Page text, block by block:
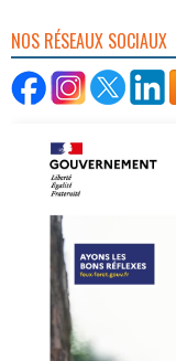
NOS RÉSEAUX SOCIAUX